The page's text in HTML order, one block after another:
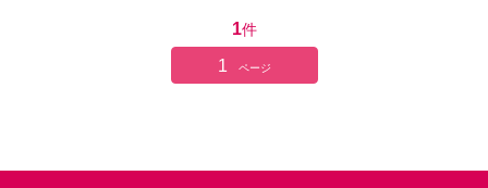
1件
1 ページ